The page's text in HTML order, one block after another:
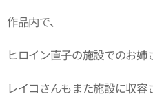
作品内で、
ヒロイン直子の施設でのお
レイコさんもまた施設に収